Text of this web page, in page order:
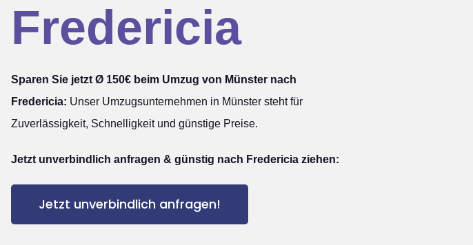
Fredericia
Sparen Sie jetzt Ø 150€ beim Umzug von Münster nach
Fredericia: Unser Umzugsunternehmen in Münster steht für
Zuverlässigkeit, Schnelligkeit und günstige Preise.
Jetzt unverbindlich anfragen & günstig nach Fredericia ziehen:
Jetzt unverbindlich anfragen!